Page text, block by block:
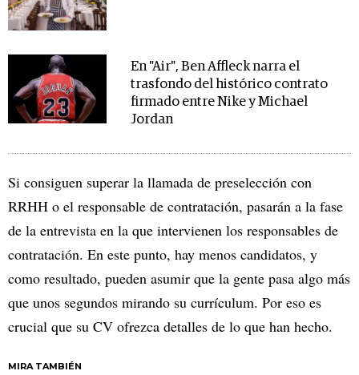
En "Air", Ben Affleck narra el
trasfondo del histórico contrato
firmado entre Nike y Michael
Jordan
Si consiguen superar la llamada de preselección con
RRHH o el responsable de contratación, pasarán a la fase
de la entrevista en la que intervienen los responsables de
contratación. En este punto, hay menos candidatos, y
como resultado, pueden asumir que la gente pasa algo más
que unos segundos mirando su currículum. Por eso es
crucial que su CV ofrezca detalles de lo que han hecho.
MIRA TAMBIÉN